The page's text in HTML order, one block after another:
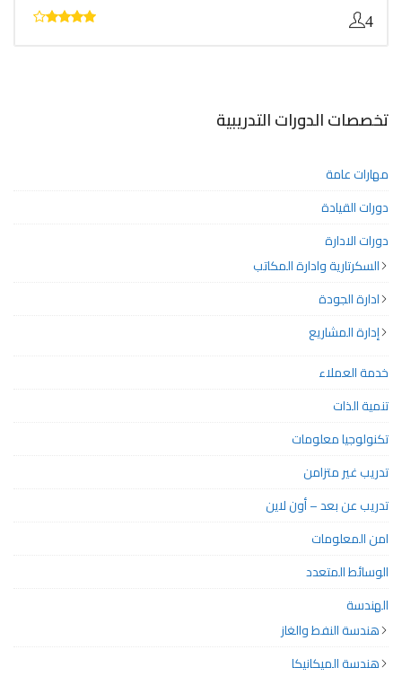
4
تخصصات الدورات التدريبية
مهارات عامة
دورات القيادة
دورات الادارة
السكرتارية وادارة المكاتب
ادارة الجودة
إدارة المشاريع
خدمة العملاء
تنمية الذات
تكنولوجيا معلومات
تدريب غير متزامن
تدريب عن بعد – أون لاين
امن المعلومات
الوسائط المتعدد
الهندسة
هندسة النفط والغاز
هندسة الميكانيكا